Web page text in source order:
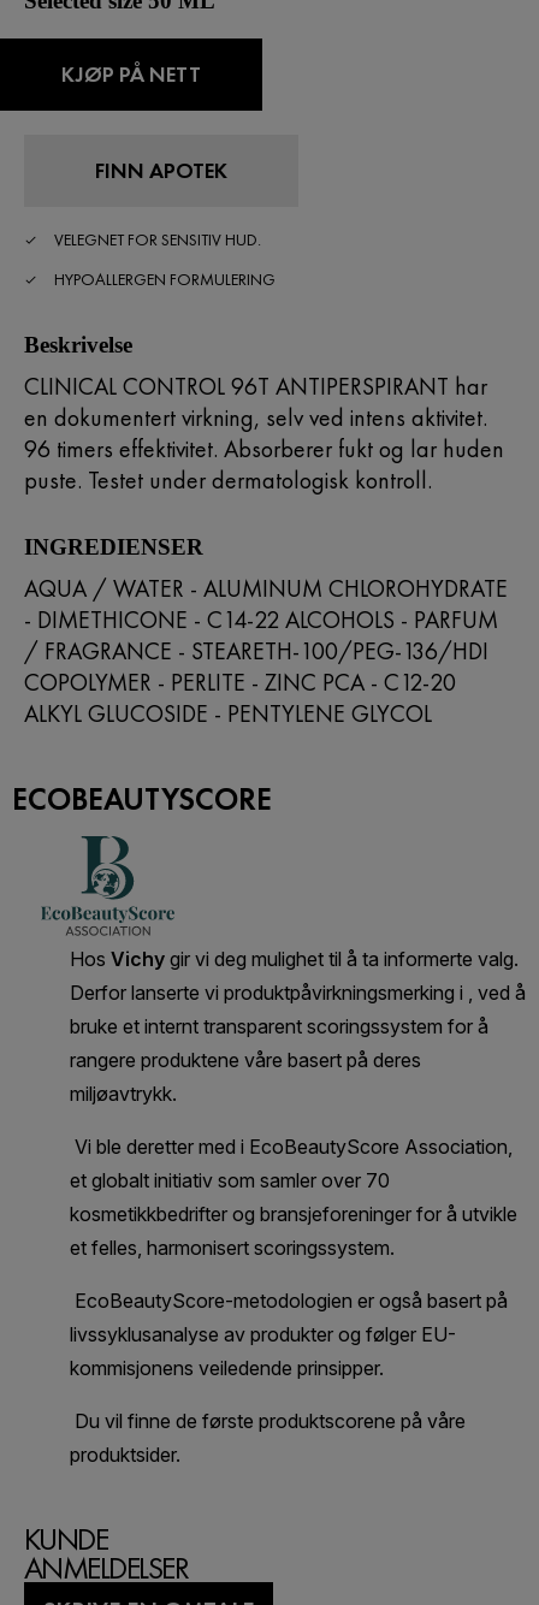
KJØP PÅ NETT
FINN APOTEK
VELEGNET FOR SENSITIV HUD.
HYPOALLERGEN FORMULERING
Beskrivelse
CLINICAL CONTROL 96T ANTIPERSPIRANT har
en dokumentert virkning, selv ved intens aktivitet.
96 timers effektivitet. Absorberer fukt og lar huden
puste. Testet under dermatologisk kontroll.
INGREDIENSER
AQUA / WATER - ALUMINUM CHLOROHYDRATE
- DIMETHICONE - C14-22 ALCOHOLS - PARFUM
/ FRAGRANCE - STEARETH-100/PEG-136/HDI
COPOLYMER - PERLITE - ZINC PCA - C12-20
ALKYL GLUCOSIDE - PENTYLENE GLYCOL
ECOBEAUTYSCORE
KUNDE
ANMELDELSER